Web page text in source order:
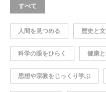
すべて
人間を見つめる 歴史と
科学の眼をひらく 健康
思想や宗教をじっくり学ぶ